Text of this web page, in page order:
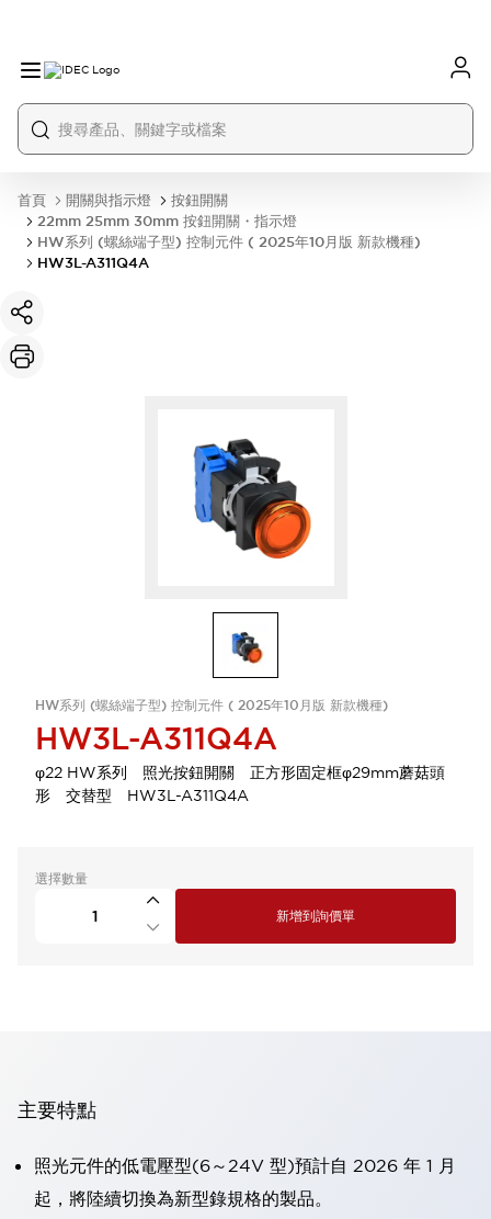
首頁 開關與指示燈
按鈕開關
22mm 25mm 30mm 按鈕開關・指示燈
HW系列 (螺絲端子型) 控制元件 ( 2025年10月版 新款機種)
HW3L-A311Q4A
HW系列 (螺絲端子型) 控制元件 ( 2025年10月版 新款機種)
HW3L-A311Q4A
φ22 HW系列 照光按鈕開關 正方形固定框φ29mm蘑菇頭
形 交替型 HW3L-A311Q4A
選擇數量
新增到詢價單
主要特點
照光元件的低電壓型(6～24V 型)預計自 2026 年 1 月
起，將陸續切換為新型錄規格的製品。